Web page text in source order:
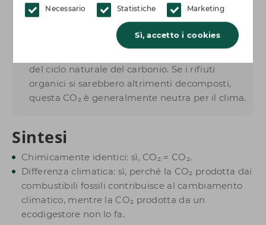
Necessario Statistiche Marketing
Sì, accetto i cookies
organico, come i rifiuti alimentari.
Tali piante e residui hanno recentemente
assorbito CO₂ dall'aria durante la fotosintesi.
del ciclo naturale del carbonio. Se i rifiuti
organici si sarebbero altrimenti decomposti,
questa CO₂ è generalmente neutra per il clima.
Sintesi
Chimicamente identici: sì, CO₂ = CO₂.
Differenza climatica: sì, perché la CO₂ prodotta dai
combustibili fossili contribuisce al cambiamento
climatico, mentre la CO₂ prodotta da un
ecodigestore non lo fa.